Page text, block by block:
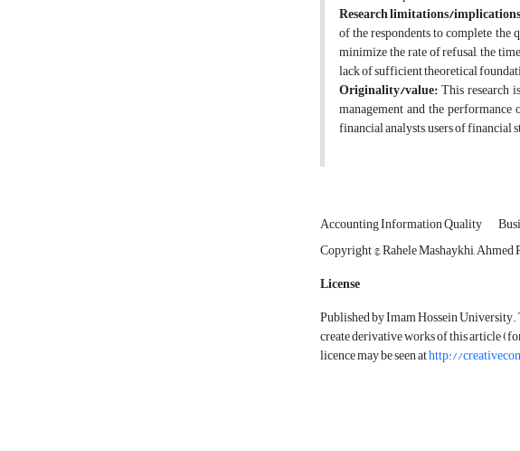
Research limitations/
of the respondents to complete the
minimize the rate of refusal, the
lack of sufficient theoretical
Originality/value:This research
management and the
financial analysts, users of financial
Accounting Information Quality
Copyright ©, Rahele Mashaykhi, Ahmed
License
Published by Imam Hossein
create derivative works of this article
licence may be seen athttp://